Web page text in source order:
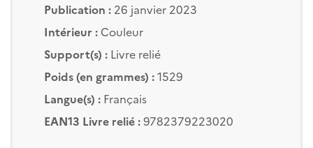
Publication :26 janvier 2023
Intérieur :Couleur
Support(s) :Livre relié
Poids (en grammes) :1529
Langue(s) :Français
EAN13 Livre relié :9782379223020